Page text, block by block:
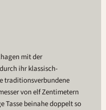
mit der
ihr klassisch-
traditionsverbundene
von elf Zentimetern
Tasse beinahe doppelt so